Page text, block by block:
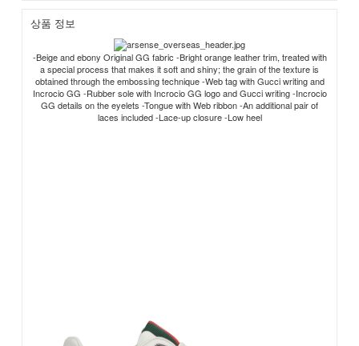
상품 정보
-Beige and ebony Original GG fabric -Bright orange leather trim, treated with
a special process that makes it soft and shiny; the grain of the texture is
obtained through the embossing technique -Web tag with Gucci writing and
Incrocio GG -Rubber sole with Incrocio GG logo and Gucci writing -Incrocio
GG details on the eyelets -Tongue with Web ribbon -An additional pair of
laces included -Lace-up closure -Low heel